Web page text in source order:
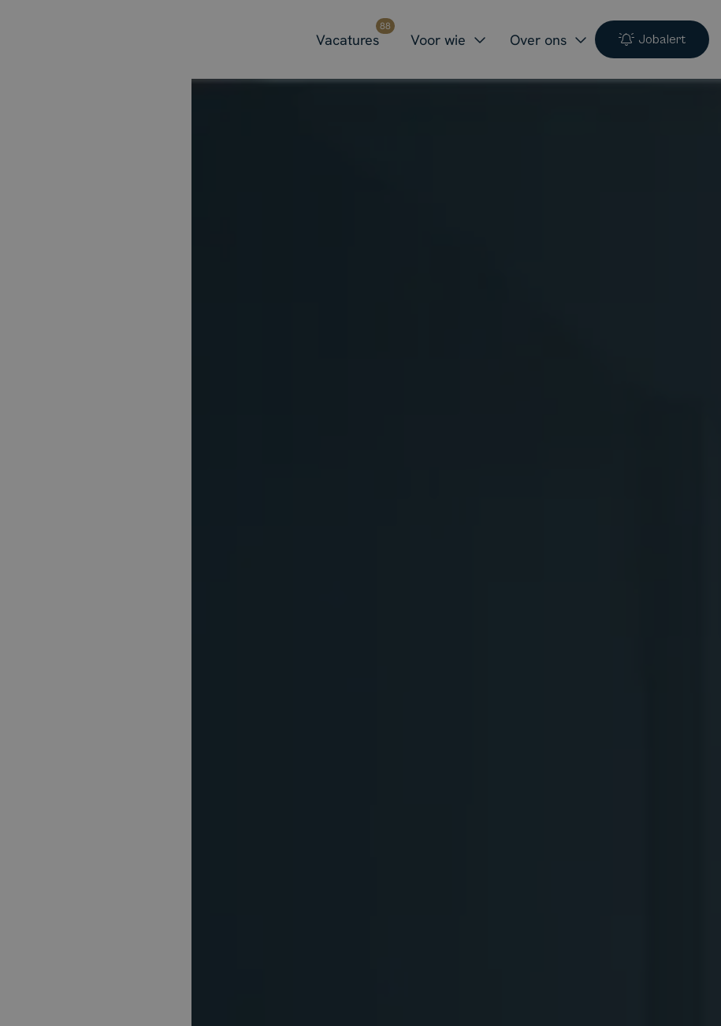
Vacatures
88
Voor wie Over ons Jobalert